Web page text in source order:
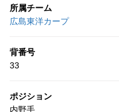
所属チーム
広島東洋カープ
背番号
33
ポジション
内野手